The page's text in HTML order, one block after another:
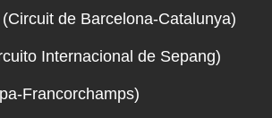
de Barcelona-Catalunya)
Internacional de Sepang)
Francorchamps)